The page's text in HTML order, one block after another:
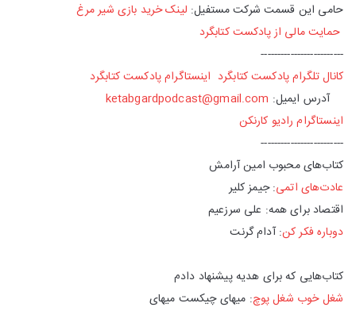
حامی این قسمت شرکت مستفیل: لینک خرید بازی شیر مرغ
حمایت مالی از پادکست کتابگرد
-------------------------
کانال تلگرام پادکست کتابگرد اینستاگرام پادکست کتابگرد
آدرس ایمیل: ketabgardpodcast@gmail.com
اینستاگرام رادیو کارنکن
-------------------------
کتاب‌های محبوب امین آرامش
عادت‌های اتمی: جیمز کلیر
اقتصاد برای همه: علی سرزعیم
دوباره فکر کن: آدام گرنت
کتاب‌هایی که برای هدیه پیشنهاد دادم
شغل خوب شغل پوچ: میهای چیکست میهای